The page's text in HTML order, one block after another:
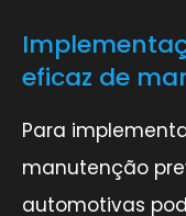
eficaz de
Para
manutenção
automotivas